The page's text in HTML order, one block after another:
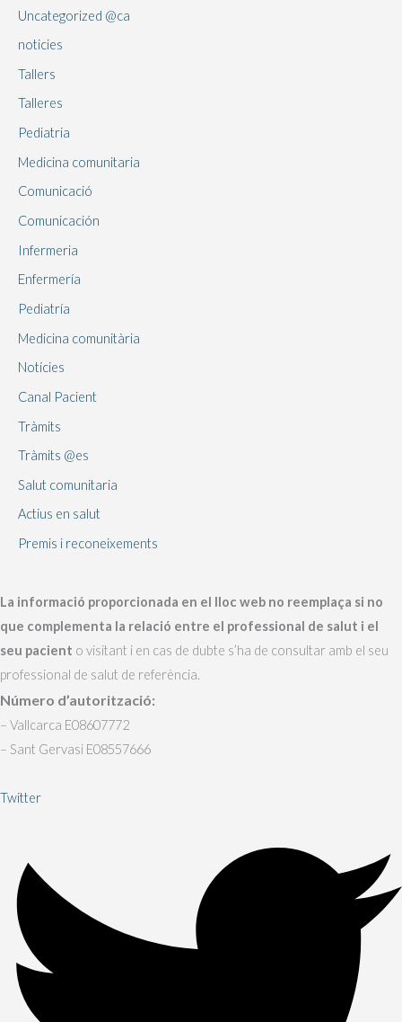
Uncategorized @ca
noticies
Tallers
Talleres
Pediatria
Medicina comunitaria
Comunicació
Comunicación
Infermeria
Enfermería
Pediatría
Medicina comunitària
Notícies
Canal Pacient
Tràmits
Tràmits @es
Salut comunitaria
Actius en salut
Premis i reconeixements
La informació proporcionada en el lloc web no reemplaça si no
que complementa la relació entre el professional de salut i el
seu pacient o visitant i en cas de dubte s’ha de consultar amb el seu
professional de salut de referència.
Número d’autorització:
– Vallcarca E08607772
– Sant Gervasi E08557666
Twitter